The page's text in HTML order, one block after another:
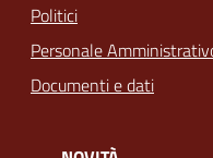
Politici
Personale
Documenti e dati